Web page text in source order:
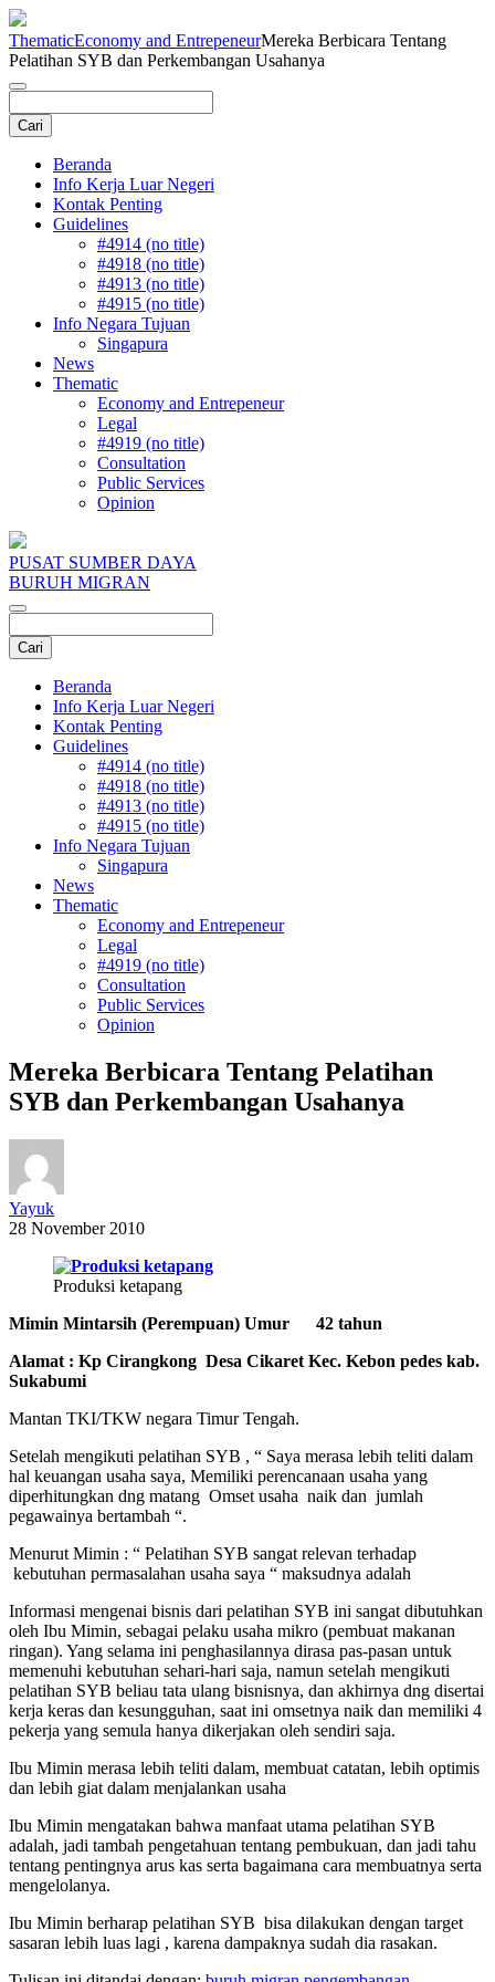
ThematicEconomy and EntrepeneurMereka Berbicara Tentang
Pelatihan SYB dan Perkembangan Usahanya
Beranda
Info Kerja Luar Negeri
Kontak Penting
Guidelines
#4914 (no title)
#4918 (no title)
#4913 (no title)
#4915 (no title)
Info Negara Tujuan
Singapura
News
Thematic
Economy and Entrepeneur
Legal
#4919 (no title)
Consultation
Public Services
Opinion
PUSAT SUMBER DAYA
BURUH MIGRAN
Beranda
Info Kerja Luar Negeri
Kontak Penting
Guidelines
#4914 (no title)
#4918 (no title)
#4913 (no title)
#4915 (no title)
Info Negara Tujuan
Singapura
News
Thematic
Economy and Entrepeneur
Legal
#4919 (no title)
Consultation
Public Services
Opinion
Mereka Berbicara Tentang Pelatihan
SYB dan Perkembangan Usahanya
Yayuk
28 November 2010
Produksi ketapang
Mimin Mintarsih (Perempuan) Umur 42 tahun
Alamat : Kp Cirangkong Desa Cikaret Kec. Kebon pedes kab.
Sukabumi
Mantan TKI/TKW negara Timur Tengah.
Setelah mengikuti pelatihan SYB , “ Saya merasa lebih teliti dalam
hal keuangan usaha saya, Memiliki perencanaan usaha yang
diperhitungkan dng matang Omset usaha naik dan jumlah
pegawainya bertambah “.
Menurut Mimin : “ Pelatihan SYB sangat relevan terhadap
kebutuhan permasalahan usaha saya “ maksudnya adalah
Informasi mengenai bisnis dari pelatihan SYB ini sangat dibutuhkan
oleh Ibu Mimin, sebagai pelaku usaha mikro (pembuat makanan
ringan). Yang selama ini penghasilannya dirasa pas-pasan untuk
memenuhi kebutuhan sehari-hari saja, namun setelah mengikuti
pelatihan SYB beliau tata ulang bisnisnya, dan akhirnya dng disertai
kerja keras dan kesungguhan, saat ini omsetnya naik dan memiliki 4
pekerja yang semula hanya dikerjakan oleh sendiri saja.
Ibu Mimin merasa lebih teliti dalam, membuat catatan, lebih optimis
dan lebih giat dalam menjalankan usaha
Ibu Mimin mengatakan bahwa manfaat utama pelatihan SYB
adalah, jadi tambah pengetahuan tentang pembukuan, dan jadi tahu
tentang pentingnya arus kas serta bagaimana cara membuatnya serta
mengelolanya.
Ibu Mimin berharap pelatihan SYB bisa dilakukan dengan target
sasaran lebih luas lagi , karena dampaknya sudah dia rasakan.